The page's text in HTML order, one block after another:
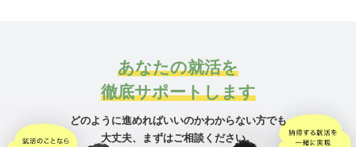
あなたの就活を
徹底サポートします
どのように進めればいいのかわからない方でも
大丈夫、
まずはご相談ください。